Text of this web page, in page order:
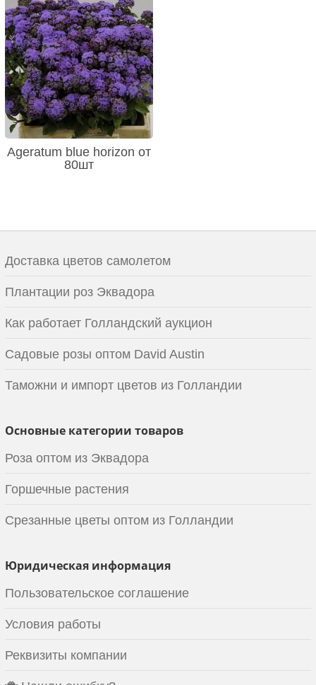
Ageratum blue horizon от
80шт
Доставка цветов самолетом
Плантации роз Эквадора
Как работает Голландский аукцион
Садовые розы оптом David Austin
Таможни и импорт цветов из Голландии
Основные категории товаров
Роза оптом из Эквадора
Горшечные растения
Срезанные цветы оптом из Голландии
Юридическая информация
Пользовательское соглашение
Условия работы
Реквизиты компании